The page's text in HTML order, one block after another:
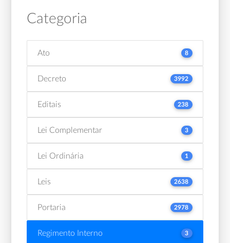
Categoria
Ato 8
Decreto 3992
Editais 238
Lei Complementar 3
Lei Ordinária 1
Leis 2638
Portaria 2978
Regimento Interno 3